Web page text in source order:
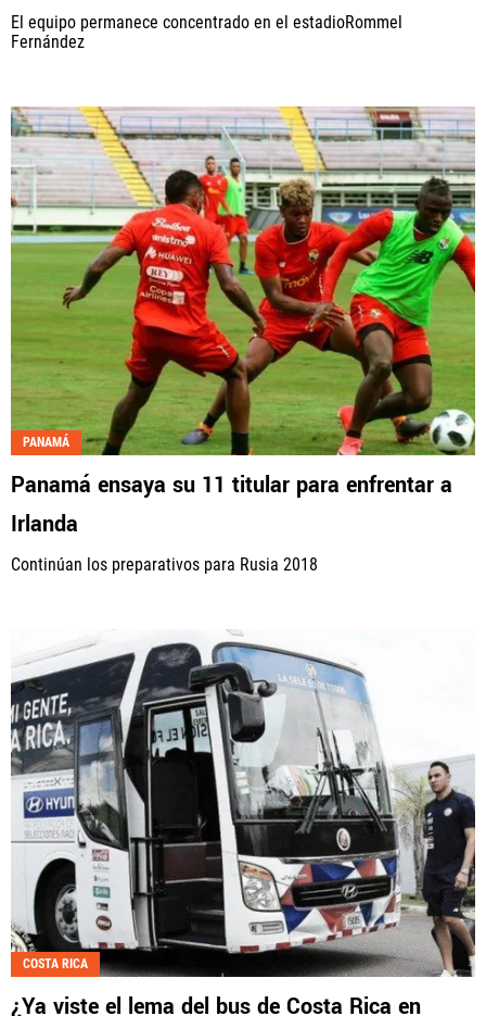
El equipo permanece concentrado en el estadioRommel
Fernández
PANAMÁ
Panamá ensaya su 11 titular para enfrentar a
Irlanda
Continúan los preparativos para Rusia 2018
COSTA RICA
¿Ya viste el lema del bus de Costa Rica en